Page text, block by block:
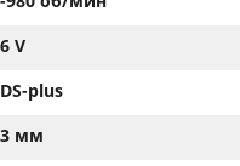
V
plus
мм